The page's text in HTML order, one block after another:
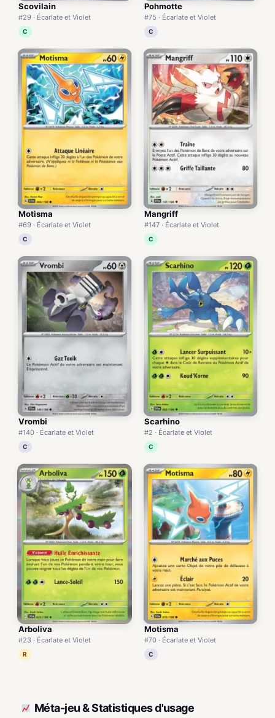
Scovilain
#29 · Écarlate et Violet
C
Pohmotte
#75 · Écarlate et Violet
C
Motisma
#69 · Écarlate et Violet
C
Mangriff
#147 · Écarlate et Violet
C
Vrombi
#140 · Écarlate et Violet
C
Scarhino
#2 · Écarlate et Violet
C
Arboliva
#23 · Écarlate et Violet
R
Motisma
#70 · Écarlate et Violet
C
Méta-jeu & Statistiques d'usage